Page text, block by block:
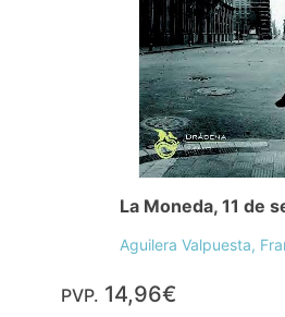
La Moneda, 11 de
Aguilera Valpuesta,
PVP. 14,96€